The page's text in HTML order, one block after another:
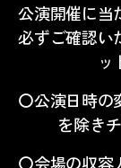
公演開催に当
必ずご確認い
ッ
〇公演日時の
を除き
〇会場の収容